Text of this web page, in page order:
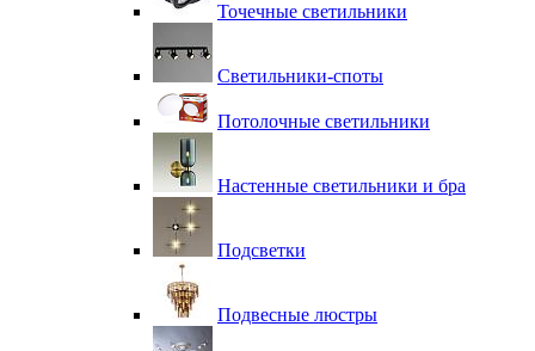
Точечные светильники
Светильники-споты
Потолочные светильники
Настенные светильники и бра
Подсветки
Подвесные люстры